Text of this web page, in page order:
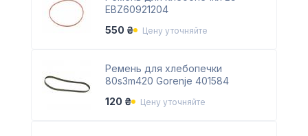
EBZ60921204
550 ₴
Цену уточняйте
Ремень для хлебопечки
80s3m420 Gorenje 401584
120 ₴
Цену уточняйте